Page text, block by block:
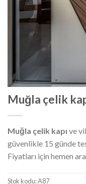
Muğla çelik
Muğla çelik kapı ve
güvenlikle 15 günde
Fiyatları için hemen ara
Stok kodu:A87